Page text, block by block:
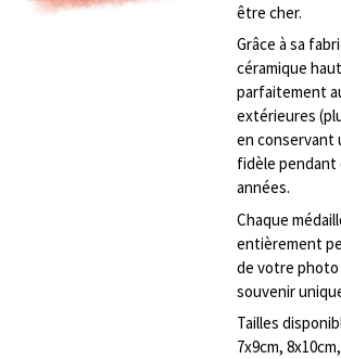
être cher.
Grâce à sa
céramique
parfaitement
extérieures
en conservant
fidèle pendant
années.
Chaque
entièrement
de votre
souvenir
Tailles
7x9cm,